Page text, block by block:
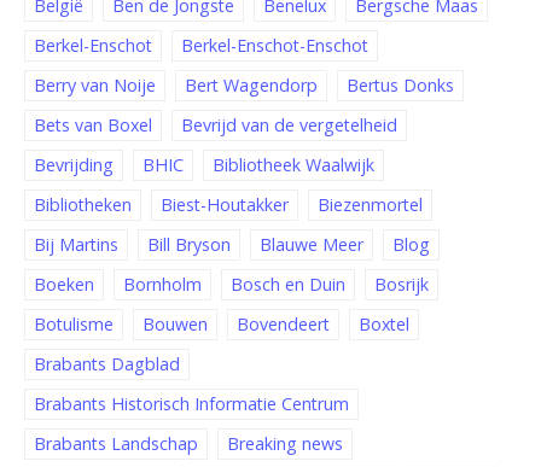
België
Ben de Jongste Benelux
Bergsche Maas
Berkel-Enschot
Berkel-Enschot-Enschot
Berry van Noije
Bert Wagendorp
Bertus Donks
Bets van Boxel
Bevrijd van de vergetelheid
Bevrijding
BHIC
Bibliotheek Waalwijk
Bibliotheken
Biest-Houtakker
Biezenmortel
Bij Martins
Bill Bryson Blauwe Meer
Blog
Boeken
Bornholm Bosch en Duin
Bosrijk
Botulisme
Bouwen Bovendeert
Boxtel
Brabants Dagblad
Brabants Historisch Informatie Centrum
Brabants Landschap
Breaking news